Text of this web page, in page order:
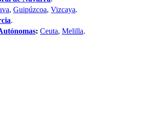
, Guipúzcoa, Vizcaya.
.
: Ceuta, Melilla.